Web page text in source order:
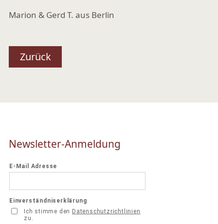
Marion & Gerd T. aus Berlin
Zurück
Newsletter-Anmeldung